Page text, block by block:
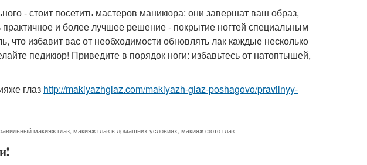
- стоит посетить мастеров маникюра: они завершат ваш образ,
и более лучшее решение - покрытие ногтей специальным
что избавит вас от необходимости обновлять лак каждые несколько
педикюр! Приведите в порядок ноги: избавьтесь от натоптышей,
глаз http://makiyazhglaz.com/makiyazh-glaz-poshagovo/pravilnyy-
макияж глаз макияж глаз в домашних условиях макияж фото глаз